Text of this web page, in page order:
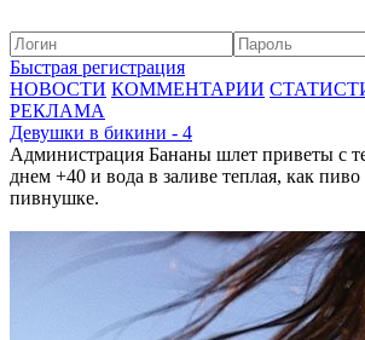
Быстрая регистрация
НОВОСТИ КОММЕНТАРИИ
РЕКЛАМА
Девушки в бикини - 4
Администрация Бананы шлет приветы с
днем +40 и вода в заливе теплая, как
пивнушке.